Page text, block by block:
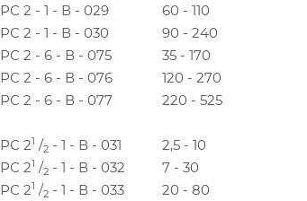
РС 2 - 1 - В - 029
60 - 110
РС 2 - 1 - В - 030
90 - 240
РС 2 - 6 - В - 075
35 - 170
РС 2 - 6 - В - 076
120 - 270
РС 2 - 6 - В - 077
220 - 525
РС 21 /2 - 1 - В - 031
2,5 - 10
РС 21 /2 - 1 - В - 032
7 - 30
РС 21 /2 - 1 - В - 033
20 - 80